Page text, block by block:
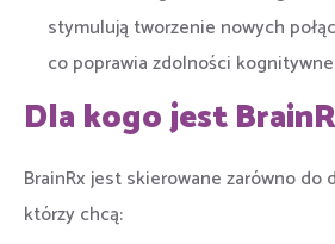
stymulują tworzenie nowych
co poprawia zdolności
Dla kogo jest
BrainRx jest skierowane zarówno do
którzy chcą: